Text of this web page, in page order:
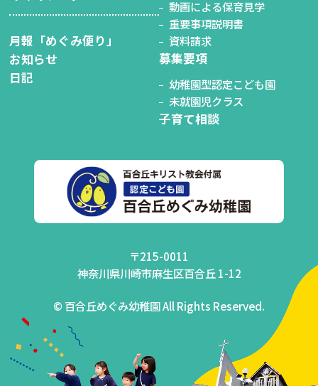
月報「めぐみ便り」
お知らせ
日記
動画による保育見学
重要事項説明書
資料請求
募集要項
幼稚園型認定こども園
未就園児クラス
子育て相談
〒215-0011
神奈川県川崎市麻生区百合丘 1-12
© 百合丘めぐみ幼稚園 All Rights Reserved.